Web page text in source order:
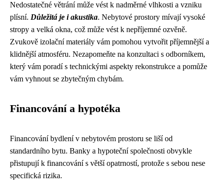
Nedostatečné větrání může vést k nadměrné vlhkosti a vzniku
plísní. Důležitá je i akustika. Nebytové prostory mívají vysoké
stropy a velká okna, což může vést k nepříjemné ozvěně.
Zvukově izolační materiály vám pomohou vytvořit příjemnější a
klidnější atmosféru. Nezapomeňte na konzultaci s odborníkem,
který vám poradí s technickými aspekty rekonstrukce a pomůže
vám vyhnout se zbytečným chybám.
Financování a hypotéka
Financování bydlení v nebytovém prostoru se liší od
standardního bytu. Banky a hypoteční společnosti obvykle
přistupují k financování s větší opatrností, protože s sebou nese
specifická rizika.